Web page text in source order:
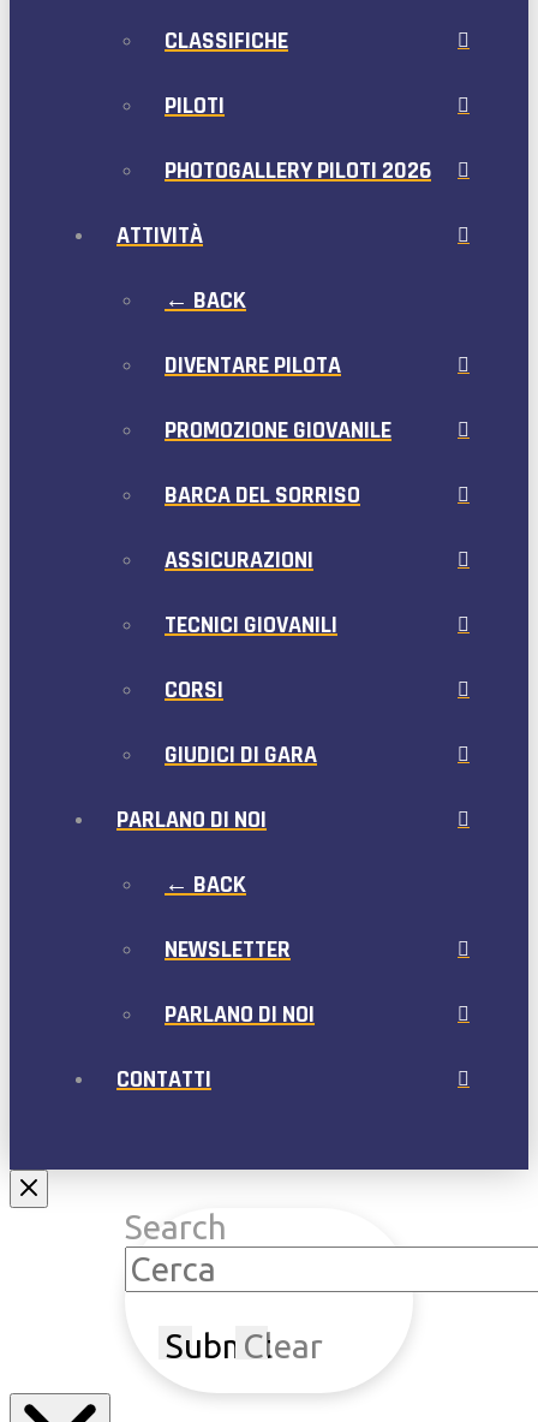
CLASSIFICHE
PILOTI
PHOTOGALLERY PILOTI 2026
ATTIVITÀ
← BACK
DIVENTARE PILOTA
PROMOZIONE GIOVANILE
BARCA DEL SORRISO
ASSICURAZIONI
TECNICI GIOVANILI
CORSI
GIUDICI DI GARA
PARLANO DI NOI
← BACK
NEWSLETTER
PARLANO DI NOI
CONTATTI
Search
SubmitClear